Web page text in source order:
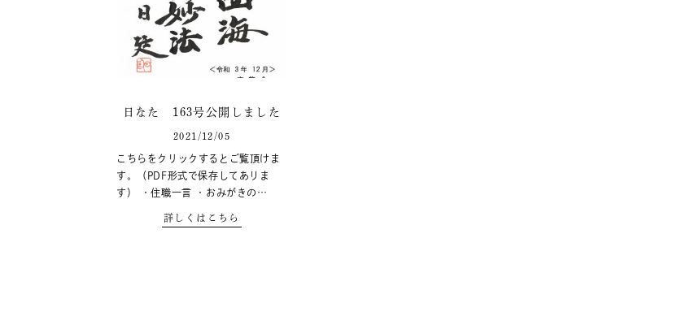
日なた 163号公開しました
2021/12/05
こちらをクリックするとご覧頂けま
す。（PDF形式で保存してありま
す） ・住職一言 ・おみがきの…
詳しくはこちら